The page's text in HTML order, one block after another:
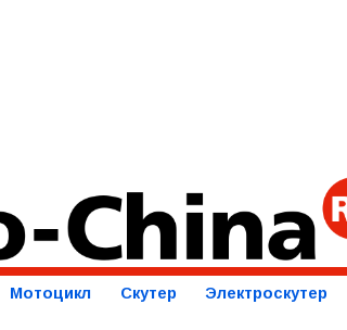
Мотоцикл Скутер Электроскутер